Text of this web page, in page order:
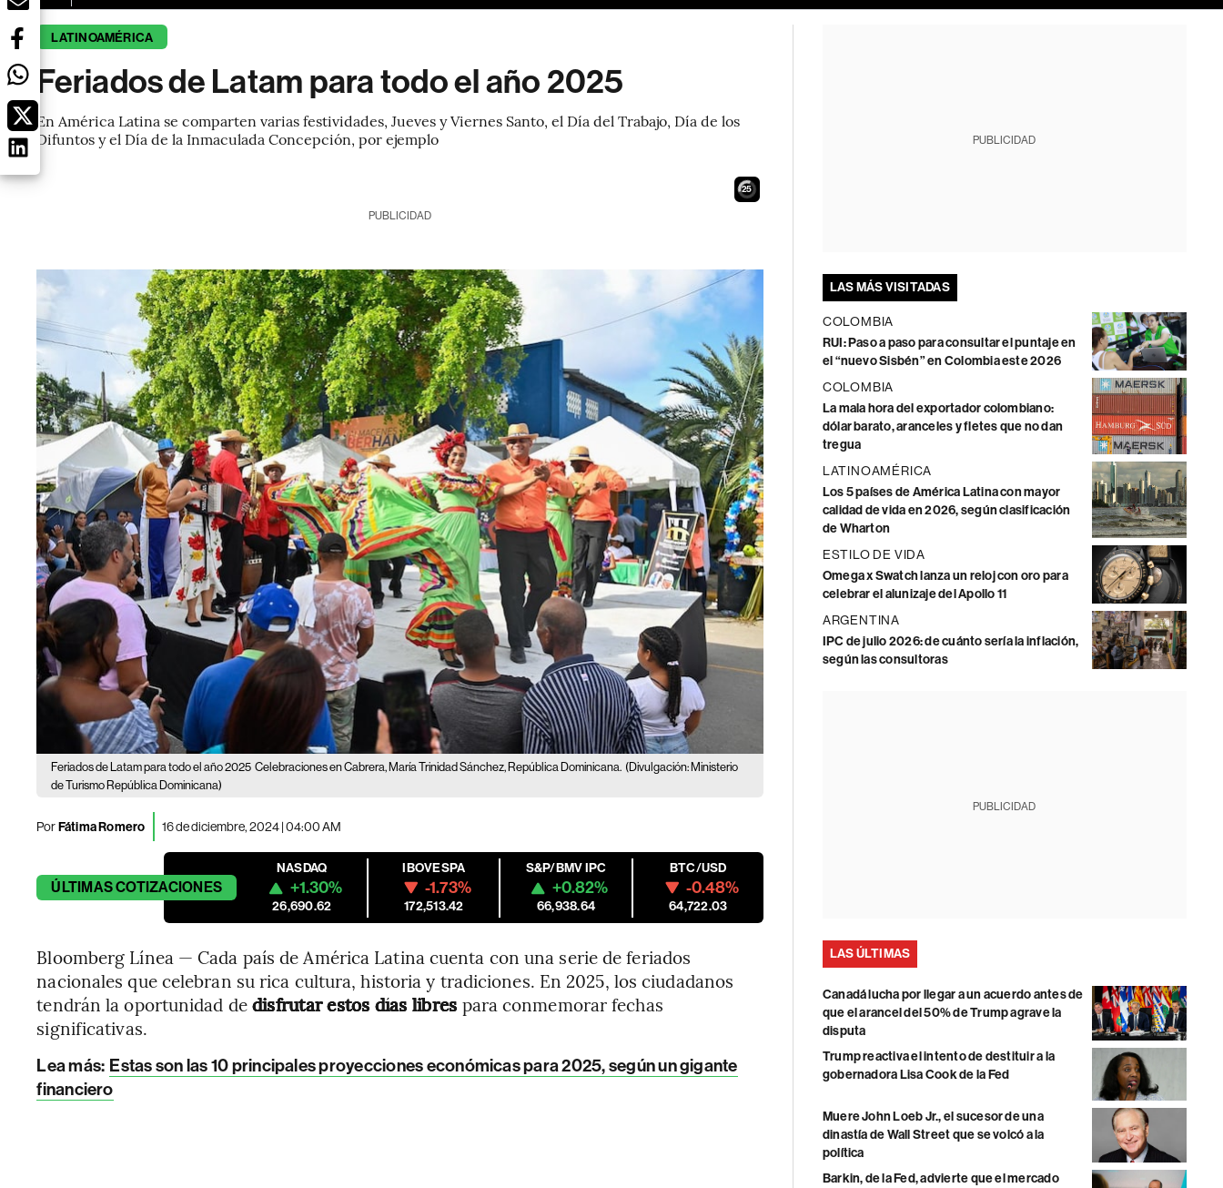
LATINOAMÉRICA
Feriados de Latam para todo el año 2025
En América Latina se comparten varias festividades, Jueves y Viernes Santo, el Día del Trabajo, Día de los
Difuntos y el Día de la Inmaculada Concepción, por ejemplo
24
PUBLICIDAD
Feriados de Latam para todo el año 2025 Celebraciones en Cabrera, María Trinidad Sánchez, República Dominicana. (Divulgación: Ministerio
de Turismo República Dominicana)
PorFátima Romero 16 de diciembre, 2024 | 04:00 AM
ÚLTIMASCOTIZACIONES
NASDAQ
+1.30%
26,690.62
IBOVESPA
-1.73%
172,513.42
S&P/BMV IPC
+0.82%
66,938.64
BTC/USD
-0.48%
64,722.03
Bloomberg Línea — Cada país de América Latina cuenta con una serie de feriados
nacionales que celebran su rica cultura, historia y tradiciones. En 2025, los ciudadanos
tendrán la oportunidad dedisfrutar estos días libres para conmemorar fechas
significativas.
Lea más: Estas son las 10 principales proyecciones económicas para 2025, según un gigante
financiero
PUBLICIDAD
LAS MÁS VISITADAS
COLOMBIA
RUI: Paso a paso para consultar el puntaje en
el “nuevo Sisbén” en Colombia este 2026
COLOMBIA
La mala hora del exportador colombiano:
dólar barato, aranceles y fletes que no dan
tregua
LATINOAMÉRICA
Los 5 países de América Latina con mayor
calidad de vida en 2026, según clasificación
de Wharton
ESTILO DE VIDA
Omega x Swatch lanza un reloj con oro para
celebrar el alunizaje del Apollo 11
ARGENTINA
IPC de julio 2026: de cuánto sería la inflación,
según las consultoras
PUBLICIDAD
LAS ÚLTIMAS
Canadá lucha por llegar a un acuerdo antes de
que el arancel del 50% de Trump agrave la
disputa
Trump reactiva el intento de destituir a la
gobernadora Lisa Cook de la Fed
Muere John Loeb Jr., el sucesor de una
dinastía de Wall Street que se volcó a la
política
Barkin, de la Fed, advierte que el mercado